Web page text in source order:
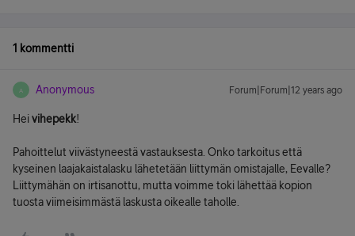
1 kommentti
A Anonymous Forum|Forum|12 years ago
Heivihepekk!
Pahoittelut viivästyneestä vastauksesta. Onko tarkoitus että
kyseinen laajakaistalasku lähetetään liittymän omistajalle, Eevalle?
Liittymähän on irtisanottu, mutta voimme toki lähettää kopion
tuosta viimeisimmästä laskusta oikealle taholle.